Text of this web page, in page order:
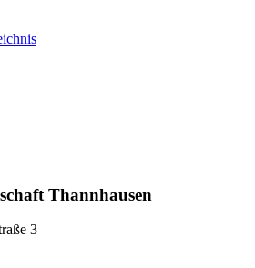
Thannhausen
3